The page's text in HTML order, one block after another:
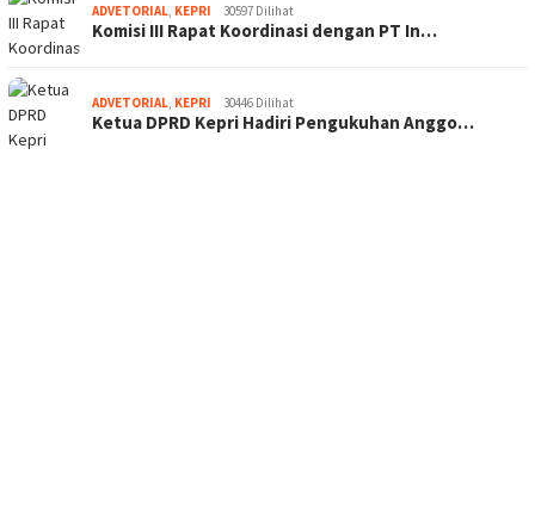
ADVETORIAL, KEPRI 30597 Dilihat
Komisi III Rapat Koordinasi dengan PT In…
ADVETORIAL, KEPRI 30446 Dilihat
Ketua DPRD Kepri Hadiri Pengukuhan Anggo…